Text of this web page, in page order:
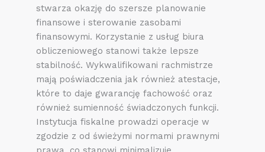
stwarza okazję do szersze planowanie
finansowe i sterowanie zasobami
finansowymi. Korzystanie z usług biura
obliczeniowego stanowi także lepsze
stabilność. Wykwalifikowani rachmistrze
mają poświadczenia jak również atestacje,
które to daje gwarancję fachowość oraz
również sumienność świadczonych funkcji.
Instytucja fiskalne prowadzi operacje w
zgodzie z od świeżymi normami prawnymi